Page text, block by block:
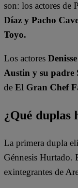
son: los actores de
Díaz y Pacho
Toyo.
Los actores
Austin y su padre
de El Gran Chef
¿Qué duplas
La primera dupla
Génnesis Hurtado.
exintegrantes de